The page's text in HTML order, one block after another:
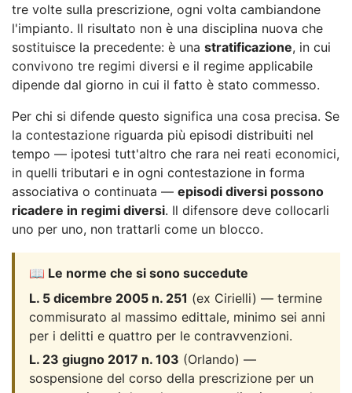
tre volte sulla prescrizione, ogni volta cambiandone
l'impianto. Il risultato non è una disciplina nuova che
sostituisce la precedente: è una stratificazione, in cui
convivono tre regimi diversi e il regime applicabile
dipende dal giorno in cui il fatto è stato commesso.
Per chi si difende questo significa una cosa precisa. Se
la contestazione riguarda più episodi distribuiti nel
tempo — ipotesi tutt'altro che rara nei reati economici,
in quelli tributari e in ogni contestazione in forma
associativa o continuata — episodi diversi possono
ricadere in regimi diversi. Il difensore deve collocarli
uno per uno, non trattarli come un blocco.
📖 Le norme che si sono succedute
L. 5 dicembre 2005 n. 251 (ex Cirielli) — termine
commisurato al massimo edittale, minimo sei anni
per i delitti e quattro per le contravvenzioni.
L. 23 giugno 2017 n. 103 (Orlando) —
sospensione del corso della prescrizione per un